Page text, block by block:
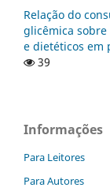
Relação do
glicêmica
e dietéticos em
39
Informações
Para Leitores
Para Autores